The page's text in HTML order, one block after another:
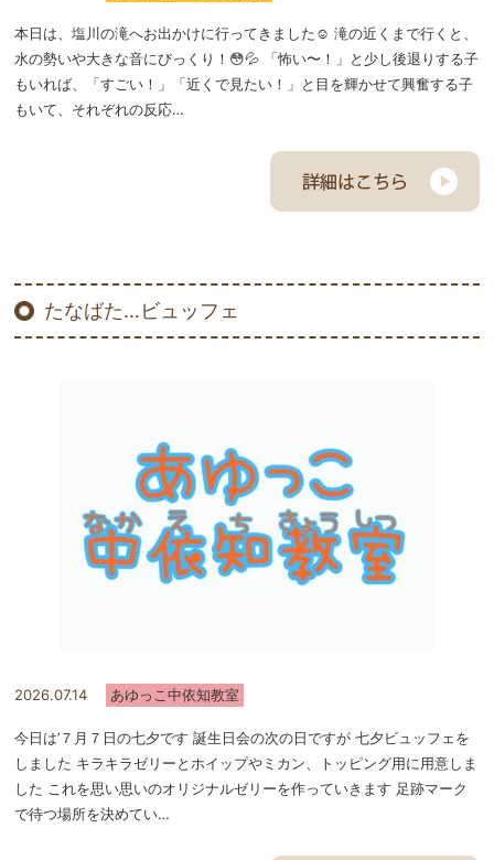
本日は、塩川の滝へお出かけに行ってきました☺️ 滝の近くまで行くと、
水の勢いや大きな音にびっくり！😳💦 「怖い〜！」と少し後退りする子
もいれば、「すごい！」「近くで見たい！」と目を輝かせて興奮する子
もいて、それぞれの反応…
たなばた…ビュッフェ
2026.07.14 あゆっこ中依知教室
今日は’７月７日の七夕です 誕生日会の次の日ですが 七夕ビュッフェを
しました キラキラゼリーとホイップやミカン、トッピング用に用意しま
した これを思い思いのオリジナルゼリーを作っていきます 足跡マーク
で待つ場所を決めてい…